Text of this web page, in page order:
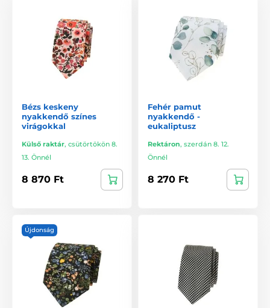
Bézs keskeny
nyakkendő színes
virágokkal
Külső raktár, csütörtökön 8.
13. Önnél
8 870 Ft
Fehér pamut
nyakkendő -
eukaliptusz
Rektáron, szerdán 8. 12.
Önnél
8 270 Ft
Újdonság